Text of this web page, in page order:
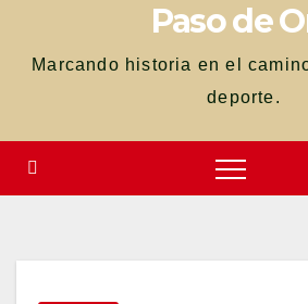
Paso de
Marcando historia en el
deporte.